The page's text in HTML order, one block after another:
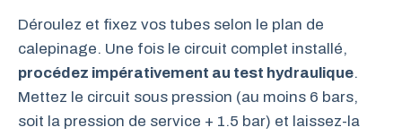
Déroulez et fixez vos tubes selon le plan de
calepinage. Une fois le circuit complet installé,
procédez impérativement au test hydraulique.
Mettez le circuit sous pression (au moins 6 bars,
soit la pression de service + 1.5 bar) et laissez-la